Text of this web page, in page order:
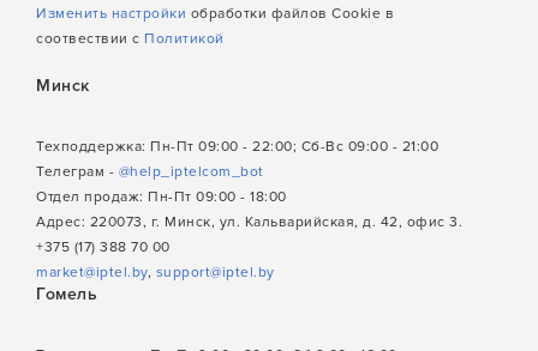
Изменить настройки обработки файлов Cookie в
соотвествии с Политикой
Минск
Техподдержка: Пн-Пт 09:00 - 22:00; Сб-Вс 09:00 - 21:00
Телеграм - @help_iptelcom_bot
Отдел продаж: Пн-Пт 09:00 - 18:00
Адрес: 220073, г. Минск, ул. Кальварийская, д. 42, офис 3.
+375 (17) 388 70 00
market@iptel.by, support@iptel.by
Гомель